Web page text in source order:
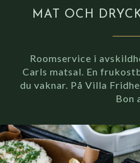
MAT OCH
Roomservice i
Carls matsal. En
du vaknar. På Villa
Bon